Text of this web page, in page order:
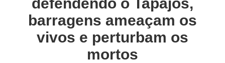
barragens ameaçam os
vivos e perturbam os
mortos